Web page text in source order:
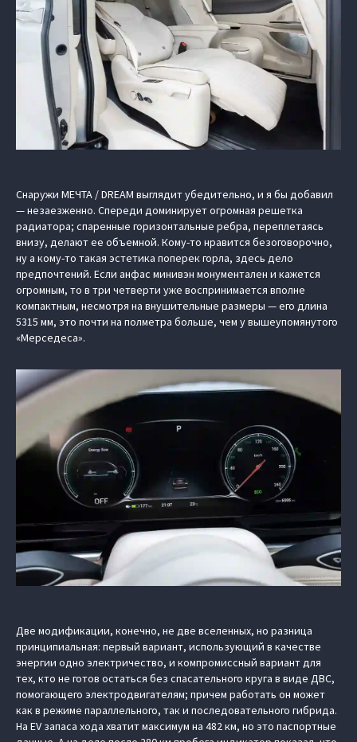
Снаружи МЕЧТА / DREAM выглядит убедительно, и я бы добавил
— незаезженно. Спереди доминирует огромная решетка
радиатора; спаренные горизонтальные ребра, переплетаясь
внизу, делают ее объемной. Кому-то нравится безоговорочно,
ну а кому-то такая эстетика поперек горла, здесь дело
предпочтений. Если анфас минивэн монументален и кажется
огромным, то в три четверти уже воспринимается вполне
компактным, несмотря на внушительные размеры — его длина
5315 мм, это почти на полметра больше, чем у вышеупомянутого
«Мерседеса».
Две модификации, конечно, не две вселенных, но разница
принципиальная: первый вариант, использующий в качестве
энергии одно электричество, и компромиссный вариант для
тех, кто не готов остаться без спасательного круга в виде ДВС,
помогающего электродвигателям; причем работать он может
как в режиме параллельного, так и последовательного гибрида.
На EV запаса хода хватит максимум на 482 км, но это паспортные